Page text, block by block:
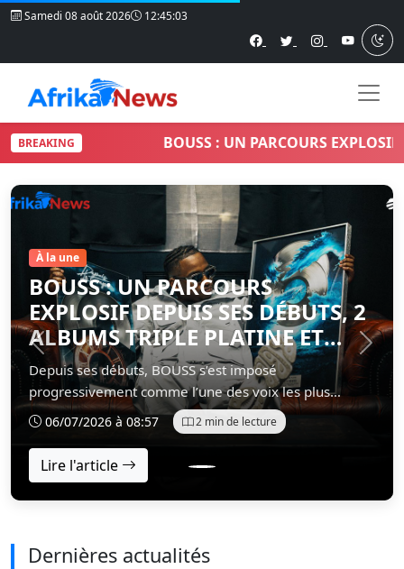
Samedi 08 août 2026 12:45:04
BREAKING BOUSS : UN PARCOURS EXPLOSIF
Articles à la une
À la une
BOUSS : UN PARCOURS
EXPLOSIF DEPUIS SES DÉBUTS, 2
ALBUMS TRIPLE PLATINE ET
PLUS DE 600 000 VENTES
Depuis ses débuts, BOUSS s’est imposé
progressivement comme l’une des voix les plus
marquantes de sa génération. Parti de rien, avec une
vision claire et une détermination sans faille, il a su
constru...
06/07/2026 à 08:57 2 min de lecture
Lire l'article
Précédent
Dernières actualités